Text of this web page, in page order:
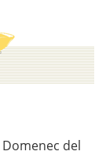
del